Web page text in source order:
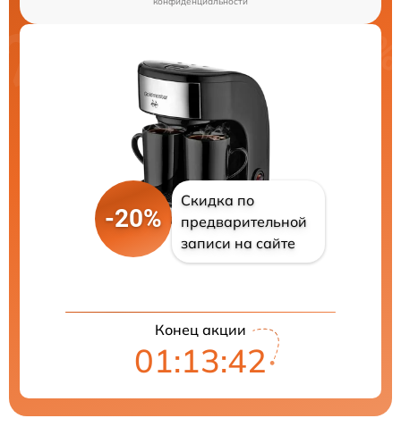
-20%
Скидка по
предварительной
записи на сайте
Конец акции
01:13:41